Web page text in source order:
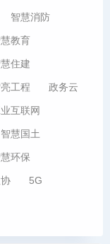
智慧消防
教育
住建
工程 政务云
互联网
智慧国土
环保
5G